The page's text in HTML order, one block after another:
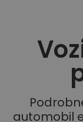
automobil